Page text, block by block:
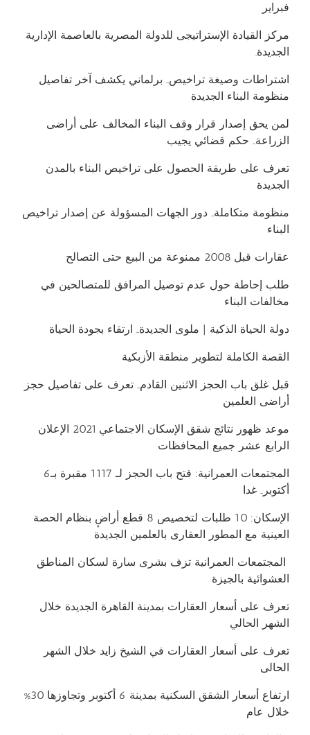
فبراير
مركز القيادة الإستراتيجى للدولة المصرية بالعاصمة الإدارية
الجديدة.
اشتراطات وصيغة تراخيص.. برلماني يكشف آخر تفاصيل
منظومة البناء الجديدة
لمن يحق إصدار قرار وقف البناء المخالف على أراضى
الزراعة.. حكم قضائي يجيب
تعرف على طريقة الحصول على تراخيص البناء بالمدن
الجديدة
منظومة متكاملة.. دور الجهات المسؤولة عن إصدار تراخيص
البناء
عقارات قبل 2008 ممنوعة من البيع حتى التصالح
طلب إحاطة حول عدم توصيل المرافق للمتصالحين في
مخالفات البناء
دولة الحياة الذكية | ملوى الجديدة.. ارتقاء بجودة الحياة
القصة الكاملة لتطوير منطقة الأزبكية
قبل غلق باب الحجز الاثنين القادم.. تعرف على تفاصيل حجز
أراضى العلمين
موعد ظهور نتائج شقق الإسكان الاجتماعي 2021 الإعلان
الرابع عشر جميع المحافظات
المجتمعات العمرانية: فتح باب الحجز لـ 1117 مقبرة بـ6
أكتوبر.. غدا
الإسكان: 10 طلبات لتخصيص 8 قطع أراضٕ بنظام الحصة
العينية مع المطور العقارى بالعلمين الجديدة
المجتمعات العمرانية تزف بشرى سارة لسكان المناطق
العشوائية بالجيزة
تعرف على أسعار العقارات بمدينة القاهرة الجديدة خلال
الشهر الحالي
تعرف على أسعار العقارات في الشيخ زايد خلال الشهر
الحالى
ارتفاع أسعار الشقق السكنية بمدينة 6 أكتوبر وتجاوزها 30%
خلال عام